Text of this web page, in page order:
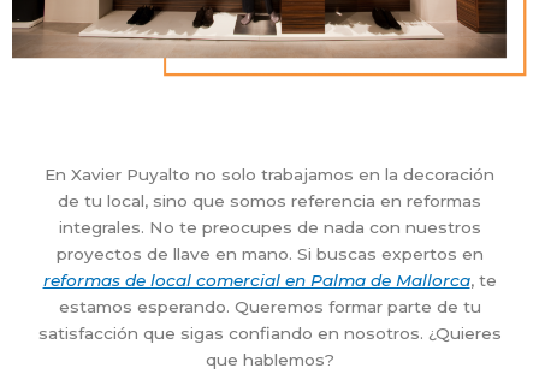
En Xavier Puyalto no solo trabajamos en la decoración
de tu local, sino que somos referencia en reformas
integrales. No te preocupes de nada con nuestros
proyectos de llave en mano. Si buscas expertos en
reformas de local comercial en Palma de Mallorca, te
estamos esperando. Queremos formar parte de tu
satisfacción que sigas confiando en nosotros. ¿Quieres
que hablemos?